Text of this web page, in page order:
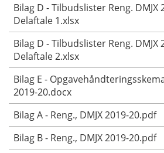
Bilag D - Tilbudslister Reng. DMJX
Delaftale 1.xlsx
Bilag D - Tilbudslister Reng. DMJX
Delaftale 2.xlsx
Bilag E -
2019-20.docx
Bilag A - Reng., DMJX 2019-20.pdf
Bilag B - Reng., DMJX 2019-20.pdf